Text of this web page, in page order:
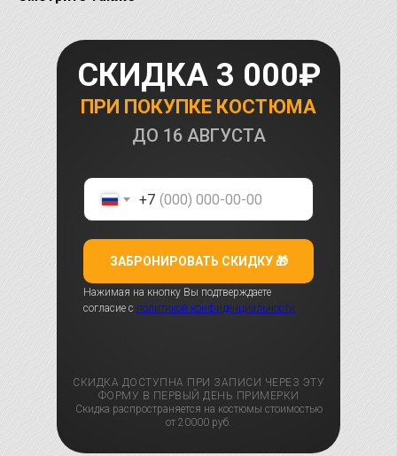
ПРИ ПОКУПКЕ КОСТЮМА
СКИДКА 3 000₽
СКИДКА ДОСТУПНА ПРИ ЗАПИСИ ЧЕРЕЗ ЭТУ
ФОРМУ В ПЕРВЫЙ ДЕНЬ ПРИМЕРКИ
Скидка распространяется на костюмы стоимостью
от 20000 руб.
ДО 16 АВГУСТА
+7
ЗАБРОНИРОВАТЬ СКИДКУ 🎁
Нажимая на кнопку Вы подтверждаете
согласие с политикой конфиденциальности